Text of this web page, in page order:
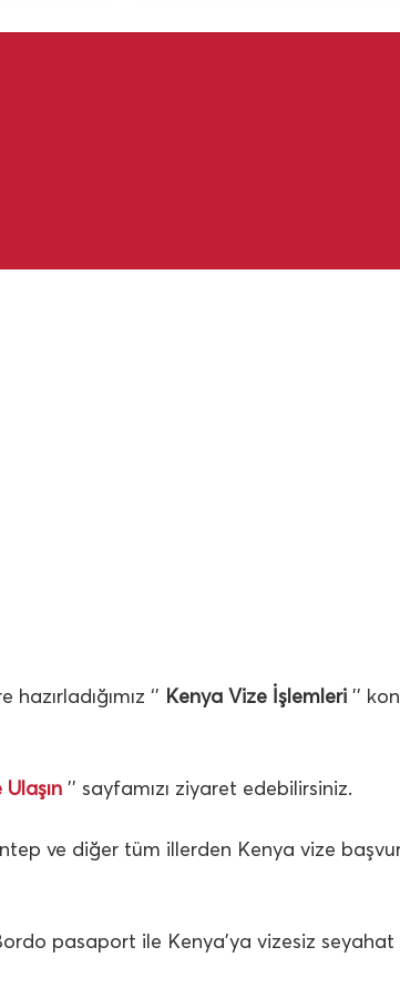
‘’ Kenya Vize İşlemleri ’’
Ulaşın ’’ sayfamızı ziyaret edebilirsiniz.
ve diğer tüm illerden Kenya vize
pasaport ile Kenya’ya vizesiz